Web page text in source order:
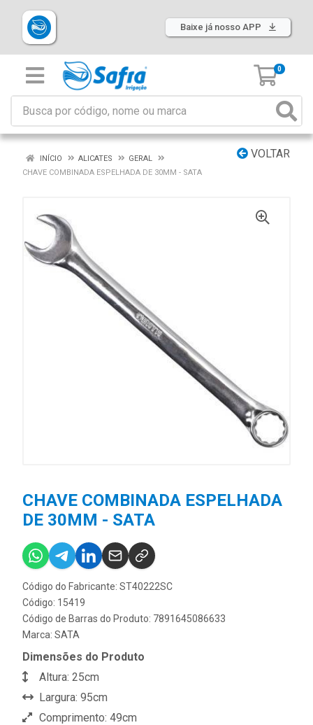
Baixe já nosso APP
0
VOLTAR
INÍCIO ALICATES
GERAL
CHAVE COMBINADA ESPELHADA DE 30MM - SATA
CHAVE COMBINADA ESPELHADA
DE 30MM - SATA
Código do Fabricante: ST40222SC
Código: 15419
Código de Barras do Produto: 7891645086633
Marca: SATA
Dimensões do Produto
Altura: 25cm
Largura: 95cm
Comprimento: 49cm